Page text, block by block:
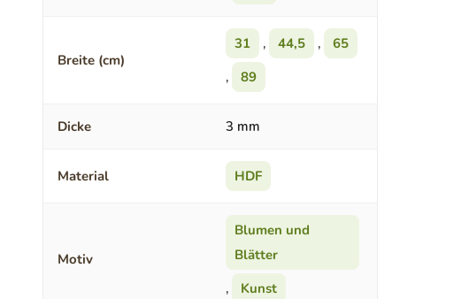
Breite (cm)
31 , 44,5 ,
65
,
89
Dicke 3 mm
Material HDF
Motiv
Blumen und
Blätter
,
Kunst